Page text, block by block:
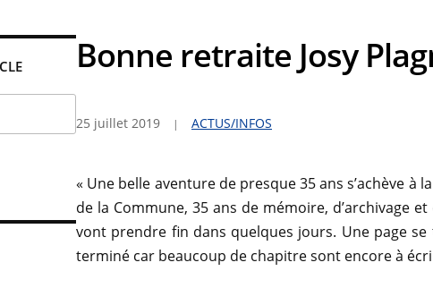
Bonne retraite Josy
25 juillet 2019 ACTUS/INFOS
« Une belle aventure de presque 35 ans s’achève à
de la Commune, 35 ans de mémoire, d’archivage
vont prendre fin dans quelques jours. Une page se
terminé car beaucoup de chapitre sont encore à